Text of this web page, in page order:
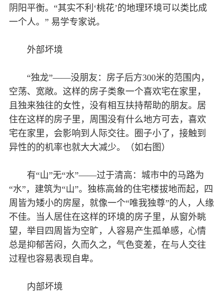
阴阳平衡。“其实不利‘桃花’的地理环境可以类比成
一个人。” 易学专家说。
外部坏境
“独龙”——没朋友：房子后方300米的范围内，
空荡、宽敞。这样的房子类象一个喜欢宅在家里，
且独来独往的女性，没有相互扶持帮助的朋友。居
住在这样的房子里，周围没有什么地方可去，喜欢
宅在家里，会影响到人际交往。圈子小了，接触到
异性的的机率也就大大减少。（如右图）
有“山”无“水”——过于清高：城市中的马路为
“水”，建筑为“山”。独栋高耸的住宅楼拔地而起，四
周皆为矮小的房屋，就像一个“唯我独尊”的人，人缘
不佳。当人居住在这样的环境的房子里，从窗外眺
望，举目四周皆为空旷，人容易产生孤单感，心情
总是抑郁苦闷，久而久之，气色变差，在与人交往
过程也容易表现自卑。
内部坏境